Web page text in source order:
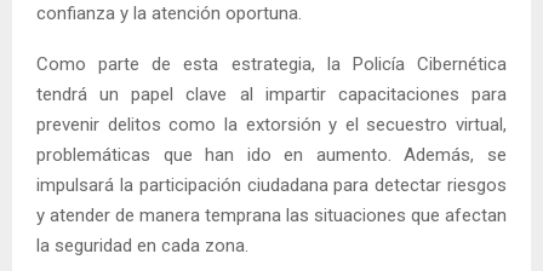
confianza y la atención oportuna.
Como parte de esta estrategia, la Policía Cibernética
tendrá un papel clave al impartir capacitaciones para
prevenir delitos como la extorsión y el secuestro virtual,
problemáticas que han ido en aumento. Además, se
impulsará la participación ciudadana para detectar riesgos
y atender de manera temprana las situaciones que afectan
la seguridad en cada zona.